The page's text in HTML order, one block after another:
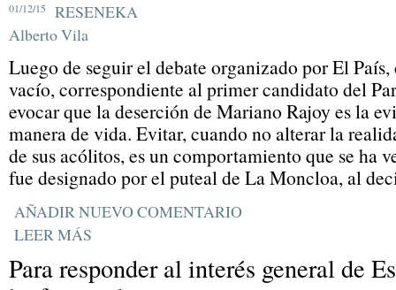
01/12/15
RESENEKA
Alberto Vila
Luego de seguir el debate organizado por El
vacío, correspondiente al primer candidato del
evocar que la deserción de Mariano Rajoy es la
manera de vida. Evitar, cuando no alterar la
de sus acólitos, es un comportamiento que se ha
fue designado por el puteal de La Moncloa, al
AÑADIR NUEVO COMENTARIO
LEER MÁS
Para responder al interés general de